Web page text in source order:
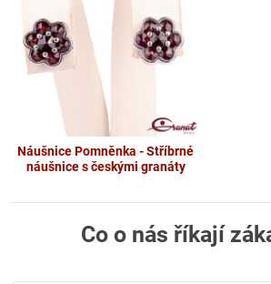
Náušnice Pomněnka - Stříbrné
náušnice s českými granáty
Co o nás říkají